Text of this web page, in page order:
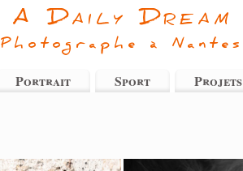
A Daily Dream
Photographe à Nantes
Portrait Sport Projets